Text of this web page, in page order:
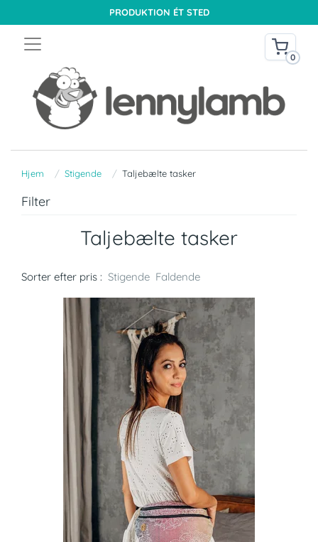
PRODUKTION ÉT STED
0
Hjem Stigende Taljebælte tasker
Filter
Taljebælte tasker
Sorter efter pris : Stigende Faldende